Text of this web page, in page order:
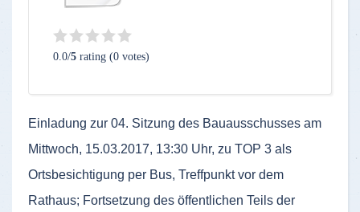
0.0/5 rating (0 votes)
Einladung zur 04. Sitzung des Bauausschusses am
Mittwoch, 15.03.2017, 13:30 Uhr, zu TOP 3 als
Ortsbesichtigung per Bus, Treffpunkt vor dem
Rathaus; Fortsetzung des öffentlichen Teils der